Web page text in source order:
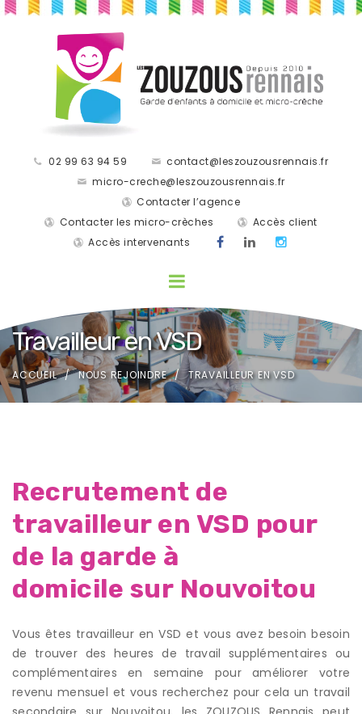
02 99 63 94 59
contact@leszouzousrennais.fr
micro-creche@leszouzousrennais.fr
Contacter l’agence
Contacter les micro-crèches
Accès client
Accès intervenants
Travailleur en VSD
ACCUEIL NOUS REJOINDRE TRAVAILLEUR EN VSD
Recrutement de
travailleur en VSD pour
de la garde à
domicile sur Nouvoitou
Vous êtes travailleur en VSD et vous avez besoin besoin
de trouver des heures de travail supplémentaires ou
complémentaires en semaine pour améliorer votre
revenu mensuel et vous recherchez pour cela un travail